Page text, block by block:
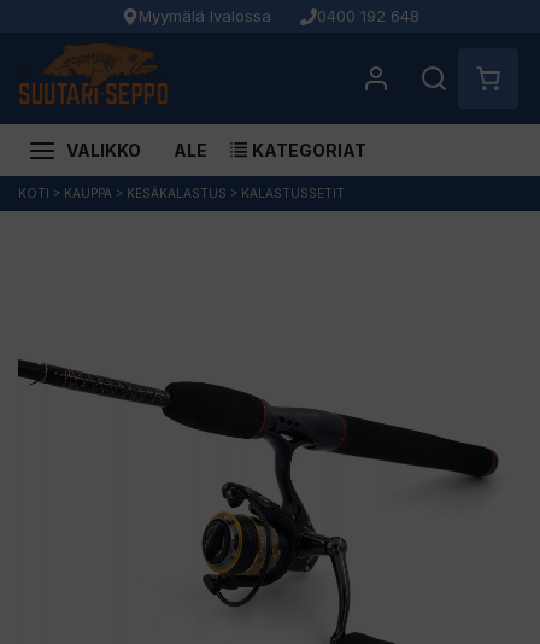
Myymälä Ivalossa 0400 192 648
VALIKKO ALE KATEGORIAT
Siirry
KOTI > KAUPPA > KESÄKALASTUS > KALASTUSSETIT